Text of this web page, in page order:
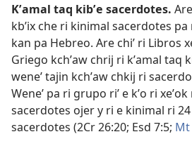
Kʼamal taq kibʼe sacerdotes.
kbʼix che ri kinimal sacerdotes pa
kan pa Hebreo. Are chiʼ ri Libros
Griego kchʼaw chrij ri kʼamal taq
weneʼ tajin kchʼaw chkij ri
Weneʼ pa ri grupo riʼ e kʼo ri
sacerdotes ojer y ri e kinimal ri
sacerdotes (2Cr 26:20; Esd 7:5; Mt